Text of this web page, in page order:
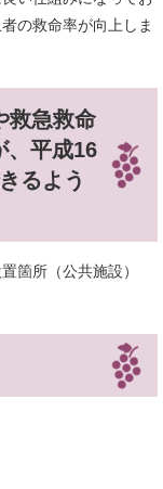
の救命率が向上しま
救急救命
、平成16
るよう
箇所（公共施設）